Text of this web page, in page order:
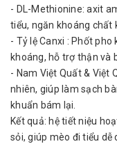
- DL-Methionine: axit
tiểu, ngăn khoáng chất
- Tỷ lệ Canxi : Phốt
khoáng, hỗ trợ thận và
- Nam Việt Quất & Việt
nhiên, giúp làm sạch
khuẩn bám lại.
Kết quả: hệ tiết niệu
sỏi, giúp mèo đi tiểu dễ